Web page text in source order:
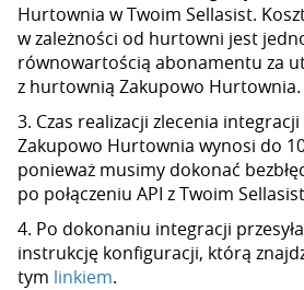
Hurtownia w Twoim Sellasist.
w zależności od hurtowni jest
równowartością abonamentu za
z hurtownią Zakupowo Hurtownia.
3. Czas realizacji zlecenia
Zakupowo Hurtownia wynosi do
ponieważ musimy dokonać
po połączeniu API z Twoim
4. Po dokonaniu integracji
instrukcję konfiguracji, którą
tym linkiem.